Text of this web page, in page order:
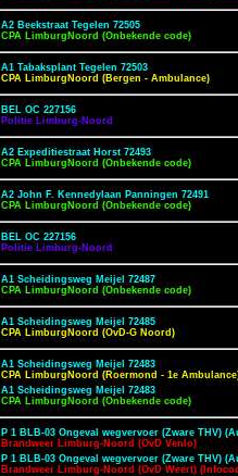
A2 Beekstraat Tegelen 72505
CPA LimburgNoord (Onbekende code)
A1 Tabaksplant Tegelen 72503
CPA LimburgNoord (Bergen - Ambulance)
BEL OC 227156
Politie Limburg-Noord
A2 Expeditiestraat Horst 72493
CPA LimburgNoord (Onbekende code)
A2 John F. Kennedylaan Panningen 72491
CPA LimburgNoord (Onbekende code)
BEL OC 227156
Politie Limburg-Noord
A1 Scheidingsweg Meijel 72487
CPA LimburgNoord (Onbekende code)
A1 Scheidingsweg Meijel 72485
CPA LimburgNoord (OvD-G Noord)
A1 Scheidingsweg Meijel 72483
CPA LimburgNoord (Roermond - 1e
A1 Scheidingsweg Meijel 72483
CPA LimburgNoord (Onbekende code)
P 1 BLB-03 Ongeval wegvervoer (Zware THV)
Brandweer Limburg-Noord (OvD Venlo)
P 1 BLB-03 Ongeval wegvervoer (Zware THV)
Brandweer Limburg-Noord (OvD Weert)